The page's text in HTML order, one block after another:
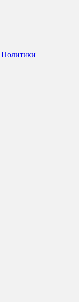
Политики